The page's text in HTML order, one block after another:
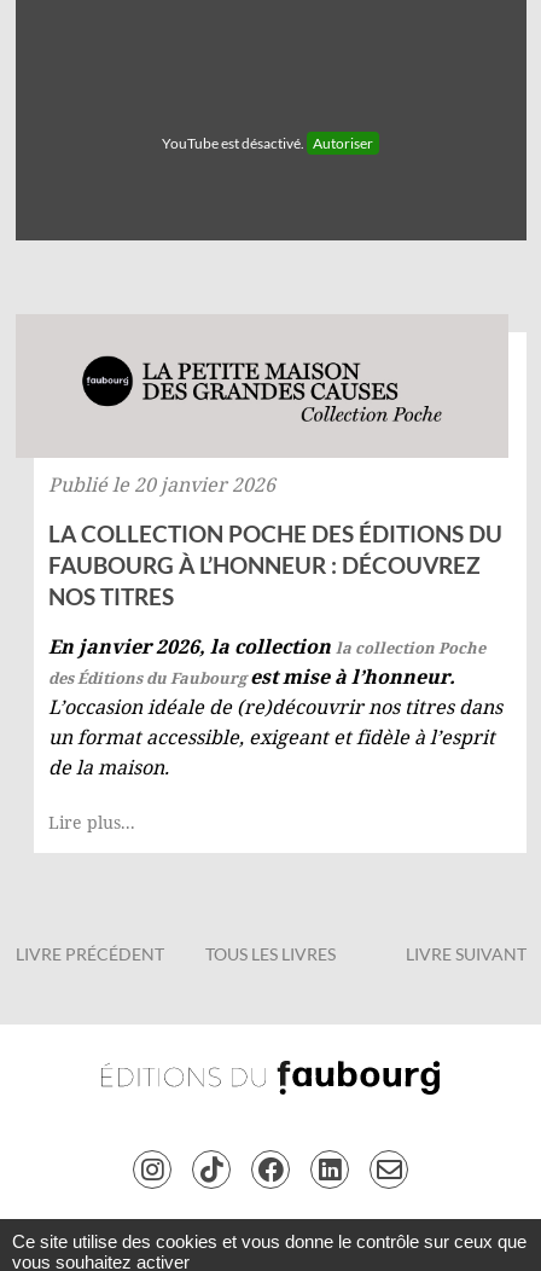
YouTube est désactivé. Autoriser
Publié le 20 janvier 2026
LA COLLECTION POCHE DES ÉDITIONS DU
FAUBOURG À L’HONNEUR : DÉCOUVREZ
NOS TITRES
En janvier 2026, la collection la collection Poche
des Éditions du Faubourg est mise à l’honneur.
L’occasion idéale de (re)découvrir nos titres dans
un format accessible, exigeant et fidèle à l’esprit
de la maison.
Lire plus...
LIVRE PRÉCÉDENT TOUS LES LIVRES LIVRE SUIVANT
Copyright © Les Éditions du Faubourg 2026 • Tous droits réservés •Connexion •
Ce site utilise des cookies et vous donne le contrôle sur ceux que
vous souhaitez activer